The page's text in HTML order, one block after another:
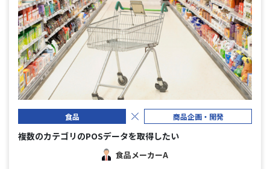
食品 商品企画・開発
複数のカテゴリのPOSデータを取得したい
食品メーカーA